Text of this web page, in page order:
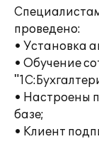
проведено:
• Установка
• Обучение
• Настроены
базе;
• Клиент